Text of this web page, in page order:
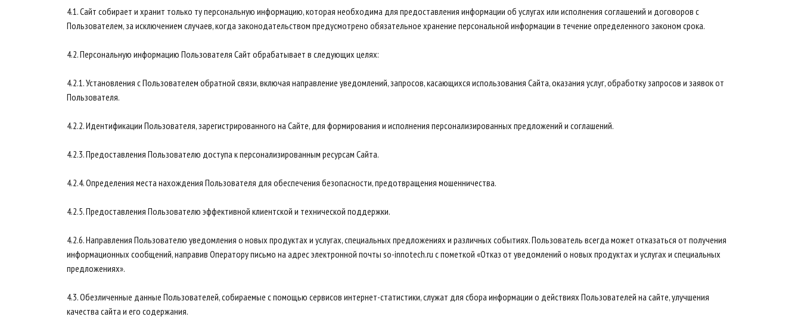
4.1. Сайт собирает и хранит только ту персональную информацию, которая необходима для предоставления информации об услугах или исполнения соглашений и договоров с
Пользователем, за исключением случаев, когда законодательством предусмотрено обязательное хранение персональной информации в течение определенного законом срока.
4.2. Персональную информацию Пользователя Сайт обрабатывает в следующих целях:
4.2.1. Установления с Пользователем обратной связи, включая направление уведомлений, запросов, касающихся использования Сайта, оказания услуг, обработку запросов и заявок от
Пользователя.
4.2.2. Идентификации Пользователя, зарегистрированного на Сайте, для формирования и исполнения персонализированных предложений и соглашений.
4.2.3. Предоставления Пользователю доступа к персонализированным ресурсам Сайта.
4.2.4. Определения места нахождения Пользователя для обеспечения безопасности, предотвращения мошенничества.
4.2.5. Предоставления Пользователю эффективной клиентской и технической поддержки.
4.2.6. Направления Пользователю уведомления о новых продуктах и услугах, специальных предложениях и различных событиях. Пользователь всегда может отказаться от получения
информационных сообщений, направив Оператору письмо на адрес электронной почты so-innotech.ru с пометкой «Отказ от уведомлений о новых продуктах и услугах и специальных
предложениях».
4.3. Обезличенные данные Пользователей, собираемые с помощью сервисов интернет-статистики, служат для сбора информации о действиях Пользователей на сайте, улучшения
качества сайта и его содержания.